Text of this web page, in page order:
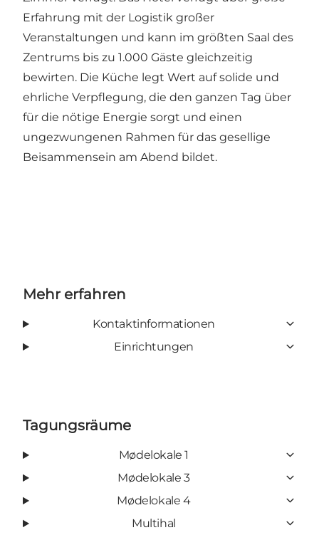
Erfahrung mit der Logistik großer
Veranstaltungen und kann im größten Saal des
Zentrums bis zu 1.000 Gäste gleichzeitig
bewirten. Die Küche legt Wert auf solide und
ehrliche Verpflegung, die den ganzen Tag über
für die nötige Energie sorgt und einen
ungezwungenen Rahmen für das gesellige
Beisammensein am Abend bildet.
Mehr erfahren
Kontaktinformationen
Einrichtungen
Tagungsräume
Mødelokale 1
Mødelokale 3
Mødelokale 4
Multihal